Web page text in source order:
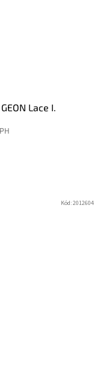
Lace I.
Kód:2012604